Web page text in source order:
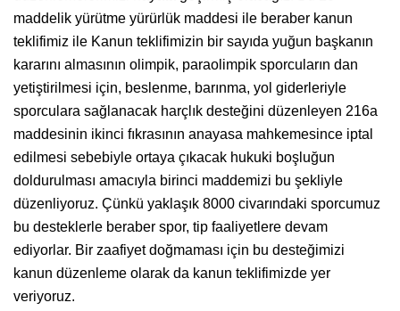
maddelik yürütme yürürlük maddesi ile beraber kanun
teklifimiz ile Kanun teklifimizin bir sayıda yuğun başkanın
kararını almasının olimpik, paraolimpik sporcuların dan
yetiştirilmesi için, beslenme, barınma, yol giderleriyle
sporculara sağlanacak harçlık desteğini düzenleyen 216a
maddesinin ikinci fıkrasının anayasa mahkemesince iptal
edilmesi sebebiyle ortaya çıkacak hukuki boşluğun
doldurulması amacıyla birinci maddemizi bu şekliyle
düzenliyoruz. Çünkü yaklaşık 8000 civarındaki sporcumuz
bu desteklerle beraber spor, tip faaliyetlere devam
ediyorlar. Bir zaafiyet doğmaması için bu desteğimizi
kanun düzenleme olarak da kanun teklifimizde yer
veriyoruz.